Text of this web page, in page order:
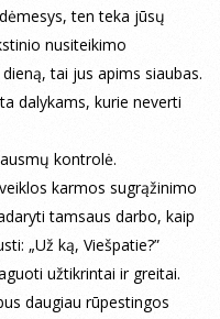
ten teka jūsų
nusiteikimo
tai jus apims siaubas.
dalykams, kurie neverti
kontrolė.
karmos sugrąžinimo
tamsaus darbo, kaip
„Už ką, Viešpatie?”
užtikrintai ir greitai.
daugiau rūpestingos